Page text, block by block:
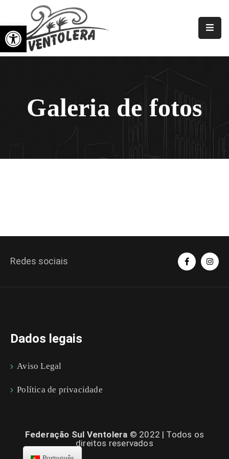
Diretor
Bairro
Notícias
Galeria de fotos
Redes sociais
Dados legais
Aviso Legal
Política de privacidade
Federação Sul Ventolera © 2022 | Todos os
direitos reservados
Barra de ferramentas aberta